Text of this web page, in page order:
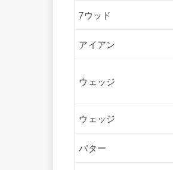
7ウッド
アイアン
ウェッジ
ウェッジ
パター